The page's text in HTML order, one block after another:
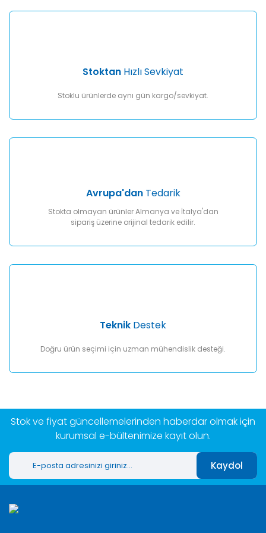
Stoktan Hızlı Sevkiyat
Stoklu ürünlerde aynı gün kargo/sevkiyat.
Avrupa'danTedarik
Stokta olmayan ürünler Almanya ve İtalya'dan
sipariş üzerine orijinal tedarik edilir.
Teknik Destek
Doğru ürün seçimi için uzman mühendislik desteği.
Stok ve fiyat güncellemelerinden haberdar olmak için
kurumsal e-bültenimize kayıt olun.
Kaydol